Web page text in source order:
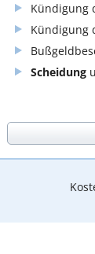
Kündigung
Kündigung
Scheidung